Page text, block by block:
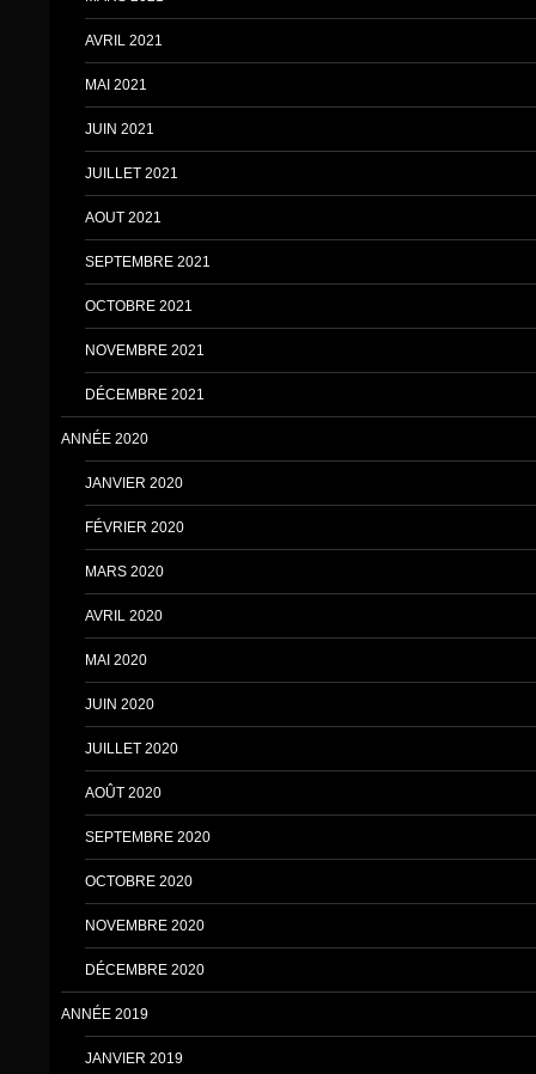
AVRIL 2021
MAI 2021
JUIN 2021
JUILLET 2021
AOUT 2021
SEPTEMBRE 2021
OCTOBRE 2021
NOVEMBRE 2021
DÉCEMBRE 2021
ANNÉE 2020
JANVIER 2020
FÉVRIER 2020
MARS 2020
AVRIL 2020
MAI 2020
JUIN 2020
JUILLET 2020
AOÛT 2020
SEPTEMBRE 2020
OCTOBRE 2020
NOVEMBRE 2020
DÉCEMBRE 2020
ANNÉE 2019
JANVIER 2019